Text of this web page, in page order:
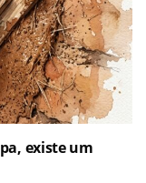
existe um